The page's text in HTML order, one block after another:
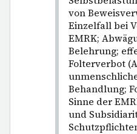
von
Einzelfall bei
EMRK;
Belehrung;
Folterverbot
Behandlung;
Sinne der
und